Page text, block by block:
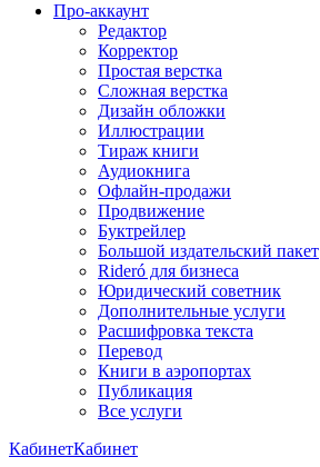
Про-аккаунт
Редактор
Корректор
Простая верстка
Сложная верстка
Дизайн обложки
Иллюстрации
Тираж книги
Аудиокнига
Офлайн-продажи
Продвижение
Буктрейлер
Большой издательский пакет
Rideró для бизнеса
Юридический советник
Дополнительные услуги
Расшифровка текста
Перевод
Книги в аэропортах
Публикация
Все услуги
КабинетКабинет